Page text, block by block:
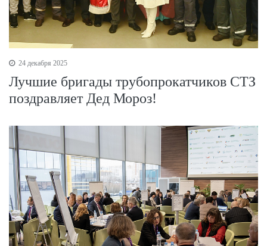
24 декабря 2025
Лучшие бригады трубопрокатчиков СТЗ
поздравляет Дед Мороз!